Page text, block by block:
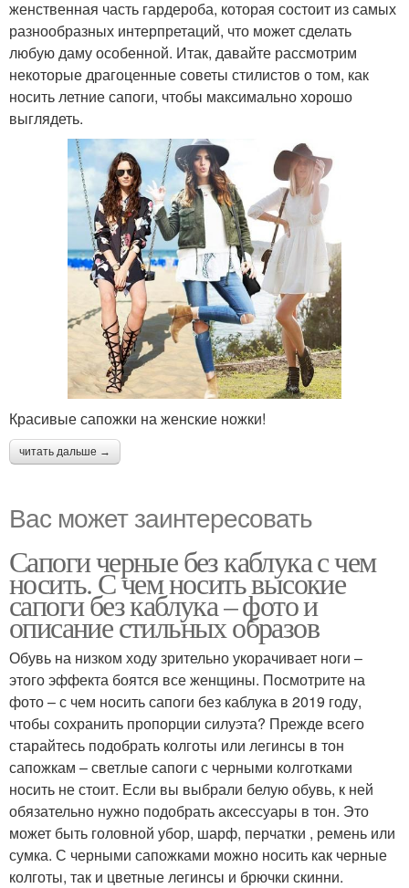
женственная часть гардероба, которая состоит из самых
разнообразных интерпретаций, что может сделать
любую даму особенной. Итак, давайте рассмотрим
некоторые драгоценные советы стилистов о том, как
носить летние сапоги, чтобы максимально хорошо
выглядеть.
Красивые сапожки на женские ножки!
читать дальше →
Вас может заинтересовать
Сапоги черные без каблука с чем
носить. С чем носить высокие
сапоги без каблука – фото и
описание стильных образов
Обувь на низком ходу зрительно укорачивает ноги –
этого эффекта боятся все женщины. Посмотрите на
фото – с чем носить сапоги без каблука в 2019 году,
чтобы сохранить пропорции силуэта? Прежде всего
старайтесь подобрать колготы или легинсы в тон
сапожкам – светлые сапоги с черными колготками
носить не стоит. Если вы выбрали белую обувь, к ней
обязательно нужно подобрать аксессуары в тон. Это
может быть головной убор, шарф, перчатки , ремень или
сумка. С черными сапожками можно носить как черные
колготы, так и цветные легинсы и брючки скинни.